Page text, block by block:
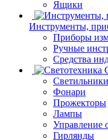
Ящики
Инструменты,
Приборы
Ручные
Средства
Светильники
Фонари
Прожекторы
Лампы
Управление
Гирлянды